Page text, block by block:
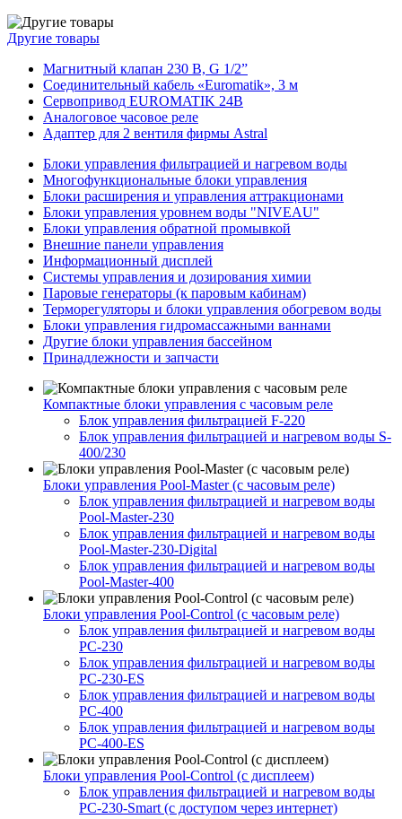
Другие товары
Магнитный клапан 230 В, G 1/2”
Соединительный кабель «Euromatik», 3 м
Сервопривод EUROMATIK 24В
Аналоговое часовое реле
Адаптер для 2 вентиля фирмы Astral
Блоки управления фильтрацией и нагревом воды
Многофункциональные блоки управления
Блоки расширения и управления аттракционами
Блоки управления уровнем воды "NIVEAU"
Блоки управления обратной промывкой
Внешние панели управления
Информационный дисплей
Системы управления и дозирования химии
Паровые генераторы (к паровым кабинам)
Терморегуляторы и блоки управления обогревом воды
Блоки управления гидромассажными ваннами
Другие блоки управления бассейном
Принадлежности и запчасти
Компактные блоки управления с часовым реле
Блок управления фильтрацией F-220
Блок управления фильтрацией и нагревом воды S-
400/230
Блоки управления Pool-Master (с часовым реле)
Блок управления фильтрацией и нагревом воды
Pool-Master-230
Блок управления фильтрацией и нагревом воды
Pool-Master-230-Digital
Блок управления фильтрацией и нагревом воды
Pool-Master-400
Блоки управления Pool-Control (с часовым реле)
Блок управления фильтрацией и нагревом воды
PC-230
Блок управления фильтрацией и нагревом воды
PC-230-ES
Блок управления фильтрацией и нагревом воды
PC-400
Блок управления фильтрацией и нагревом воды
PC-400-ES
Блоки управления Pool-Control (с дисплеем)
Блок управления фильтрацией и нагревом воды
PC-230-Smart (с доступом через интернет)